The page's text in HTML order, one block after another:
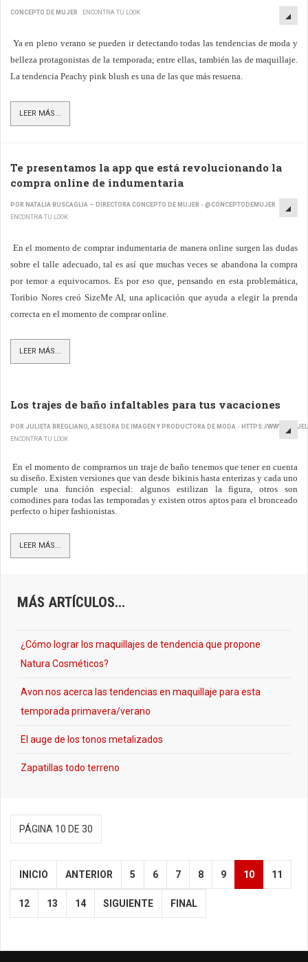
CONCEPTO DE MUJER ENCONTRA TU LOOK
Ya en pleno verano se pueden ir detectando todas las tendencias de moda y
belleza protagonistas de la temporada; entre ellas, también las de maquillaje.
La tendencia Peachy pink blush es una de las que más resuena.
LEER MÁS...
Te presentamos la app que está revolucionando la
compra online de indumentaria
POR NATALIA BUSCAGLIA – DIRECTORA CONCEPTO DE MUJER - @CONCEPTODEMUJER
ENCONTRA TU LOOK
En el momento de comprar indumentaria de manera online surgen las dudas
sobre el talle adecuado, tal es así que muchas veces se abandona la compra
por temor a equivocarnos. Es por eso que, pensando en esta problemática,
Toribio Nores creó SizeMe AI, una aplicación que ayuda a elegir la prenda
correcta en el momento de comprar online.
LEER MÁS...
Los trajes de baño infaltables para tus vacaciones
POR JULIETA BREGLIANO, ASESORA DE IMAGEN Y PRODUCTORA DE MODA - HTTPS://
ENCONTRA TU LOOK
En el momento de comprarnos un traje de baño tenemos que tener en cuenta
su diseño. Existen versiones que van desde bikinis hasta enterizas y cada uno
cumple una función especial: algunos estilizan la figura, otros son
comodines para todas las temporadas y existen otros aptos para el bronceado
perfecto o hiper fashionistas.
LEER MÁS...
MÁS ARTÍCULOS...
¿Cómo lograr los maquillajes de tendencia que propone
Natura Cosméticos?
Avon nos acerca las tendencias en maquillaje para esta
temporada primavera/verano
El auge de los tonos metalizados
Zapatillas todo terreno
PÁGINA 10 DE 30
INICIO ANTERIOR 5 6 7 8 9 10 11
12 13 14 SIGUIENTE FINAL